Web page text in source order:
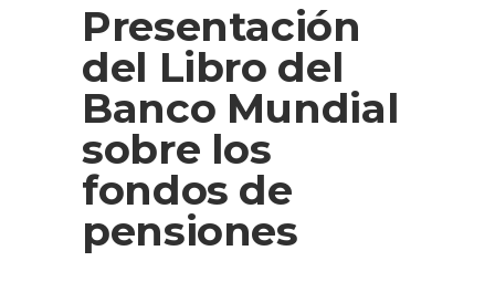
Presentación
del Libro del
Banco Mundial
sobre los
fondos de
pensiones